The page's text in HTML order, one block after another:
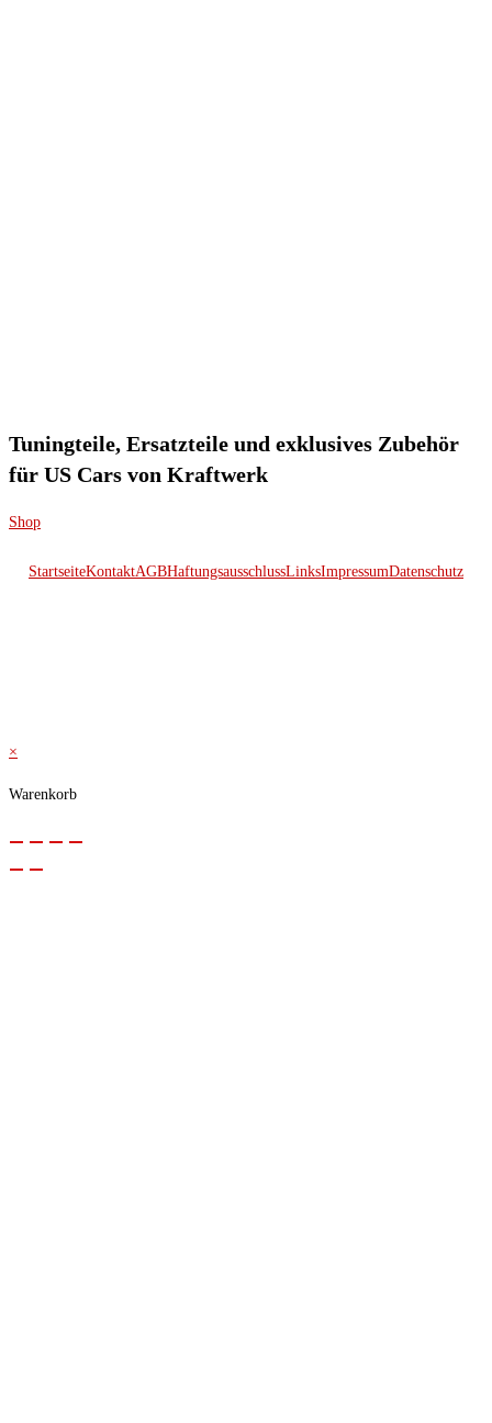
Tuningteile, Ersatzteile und exklusives Zubehör
für US Cars von Kraftwerk
Shop
StartseiteKontaktAGBHaftungsausschlussLinksImpressumDatenschutz
×
Warenkorb